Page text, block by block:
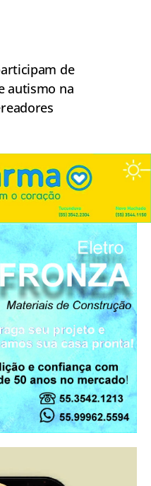
de
autismo na